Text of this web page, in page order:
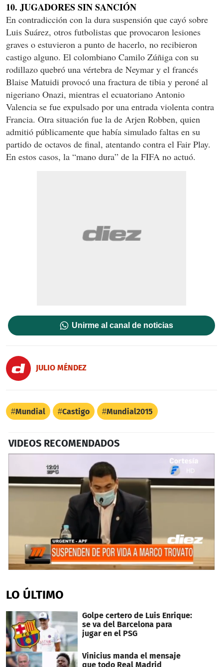
10. JUGADORES SIN SANCIÓN
En contradicción con la dura suspensión que cayó sobre
Luis Suárez, otros futbolistas que provocaron lesiones
graves o estuvieron a punto de hacerlo, no recibieron
castigo alguno. El colombiano Camilo Zúñiga con su
rodillazo quebró una vértebra de Neymar y el francés
Blaise Matuidi provocó una fractura de tibia y peroné al
nigeriano Onazi, mientras el ecuatoriano Antonio
Valencia se fue expulsado por una entrada violenta contra
Francia. Otra situación fue la de Arjen Robben, quien
admitió públicamente que había simulado faltas en su
partido de octavos de final, atentando contra el Fair Play.
En estos casos, la “mano dura” de la FIFA no actuó.
Unirme al canal de noticias
JULIO MÉNDEZ
Mundial Castigo Mundial2015
VIDEOS RECOMENDADOS
of
2
54
seconds
LO ÚLTIMO
Golpe certero de Luis Enrique:
se va del Barcelona para
jugar en el PSG
Vinicius manda el mensaje
que todo Real Madrid